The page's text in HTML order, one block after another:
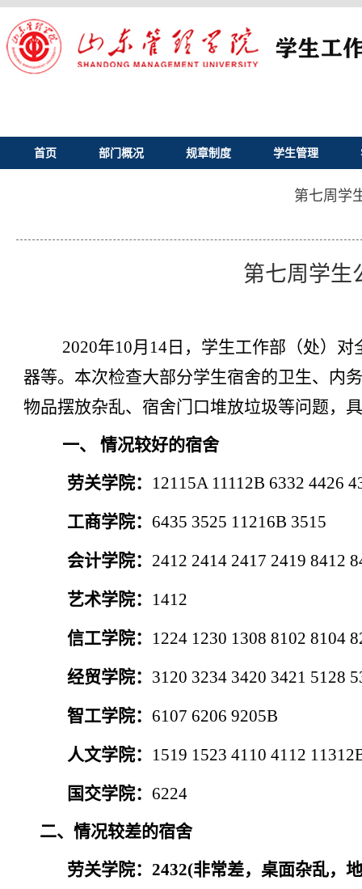
首页 部门概况 规章制度 学生管理
第七周学
第七周学生
2020年10月14日，学生工作部（处）
器等。本次检查大部分学生宿舍的卫生、内
物品摆放杂乱、宿舍门口堆放垃圾等问题，
一、
情况较好的宿舍
劳关学院： 12115A 11112B 6332 4426
工商学院： 6435 3525 11216B 3515
会计学院： 2412 2414 2417 2419 8412
艺术学院： 1412
信工学院： 1224 1230 1308 8102 8104
经贸学院： 3120 3234 3420 3421 5128
智工学院： 6107 6206 9205B
人文学院： 1519 1523 4110 4112
国交学院： 6224
二、情况较差的宿舍
劳关学院：2432(非常差，桌面杂乱，